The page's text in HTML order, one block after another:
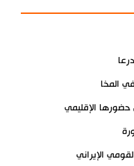
المخا
حضورها الإقليمي
الإيراني